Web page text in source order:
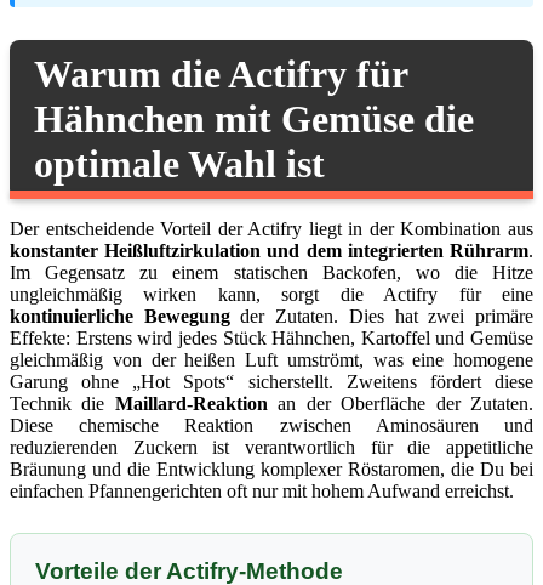
Warum die Actifry für
Hähnchen mit Gemüse die
optimale Wahl ist
Der entscheidende Vorteil der Actifry liegt in der Kombination aus
konstanter Heißluftzirkulation und dem integrierten Rührarm.
Im Gegensatz zu einem statischen Backofen, wo die Hitze
ungleichmäßig wirken kann, sorgt die Actifry für eine
kontinuierliche Bewegungder Zutaten. Dies hat zwei primäre
Effekte: Erstens wird jedes Stück Hähnchen, Kartoffel und Gemüse
gleichmäßig von der heißen Luft umströmt, was eine homogene
Garung ohne „Hot Spots“ sicherstellt. Zweitens fördert diese
Technik die Maillard-Reaktion an der Oberfläche der Zutaten.
Diese chemische Reaktion zwischen Aminosäuren und
reduzierenden Zuckern ist verantwortlich für die appetitliche
Bräunung und die Entwicklung komplexer Röstaromen, die Du bei
einfachen Pfannengerichten oft nur mit hohem Aufwand erreichst.
Vorteile der Actifry-Methode